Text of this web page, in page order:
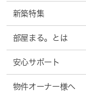
新築特集
部屋まる。とは
安心サポート
物件オーナー様へ